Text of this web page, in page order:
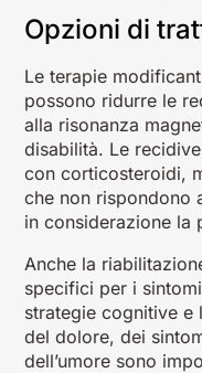
Opzioni di
Le terapie
possono ridurre le
alla risonanza
disabilità. Le
con corticosteroidi,
che non rispondono
in considerazione la
Anche la
specifici per i
strategie cognitive e
del dolore, dei
dell’umore sono